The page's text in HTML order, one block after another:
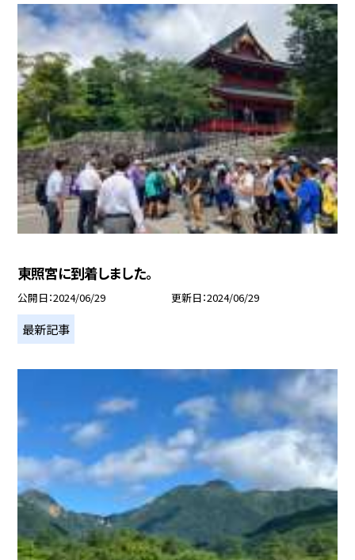
東照宮に到着しました。
公開日 2024/06/29 更新日 2024/06/29
最新記事